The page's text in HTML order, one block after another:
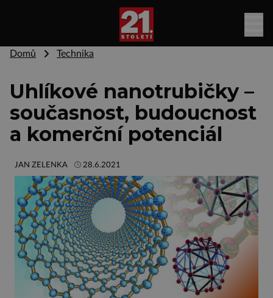
Domů Technika
Uhlíkové nanotrubičky –
současnost, budoucnost
a komerční potenciál
JAN ZELENKA 28.6.2021